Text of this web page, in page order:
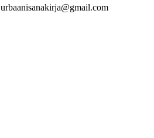
urbaanisanakirja@gmail.com